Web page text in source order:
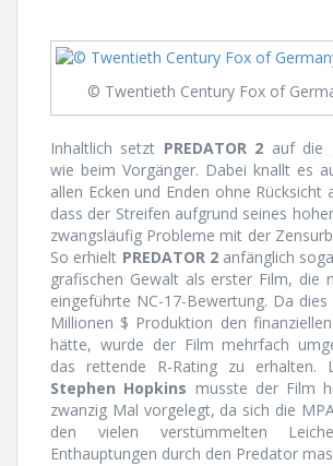
© Twentieth Century Fox of
Inhaltlich setzt PREDATOR 2 auf die
wie beim Vorgänger. Dabei knallt es
allen Ecken und Enden ohne Rücksicht
dass der Streifen aufgrund seines
zwangsläufig Probleme mit der
So erhielt PREDATOR 2anfänglich
grafischen Gewalt als erster Film, die
eingeführte NC-17-Bewertung. Da
Millionen $ Produktion den
hätte, wurde der Film mehrfach
das rettende R-Rating zu erhalten.
Stephen Hopkins musste der Film
zwanzig Mal vorgelegt, da sich die
den vielen verstümmelten
Enthauptungen durch den Predator